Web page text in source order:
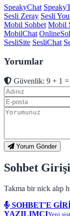
SpeakyChat
Sesli Zeray Sesli
Mobil Sohbet Mobil
MobilChat
SesliSite SesliChat
Yorumlar
Güvenlik: 9 + 1 =
Yorum Gönder
Sohbet Girişi
Takma bir nick alıp
SOHBET'E
YAZILIMCIYeni